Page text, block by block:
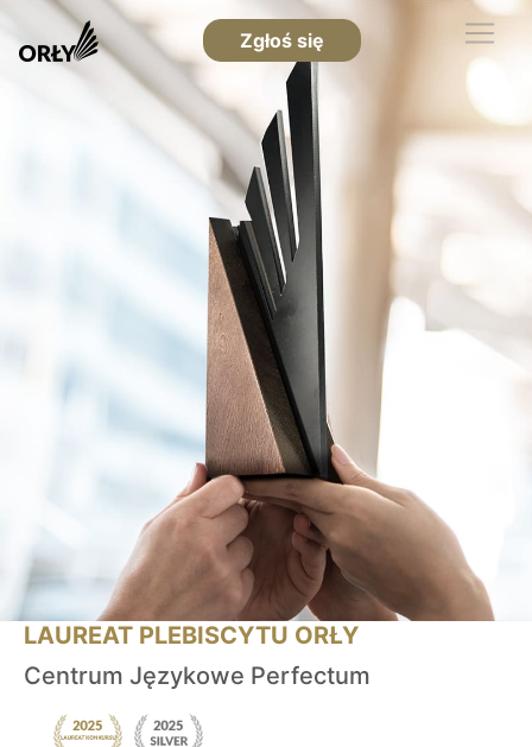
Zgłoś się
LAUREAT PLEBISCYTU ORŁY
Centrum Językowe Perfectum